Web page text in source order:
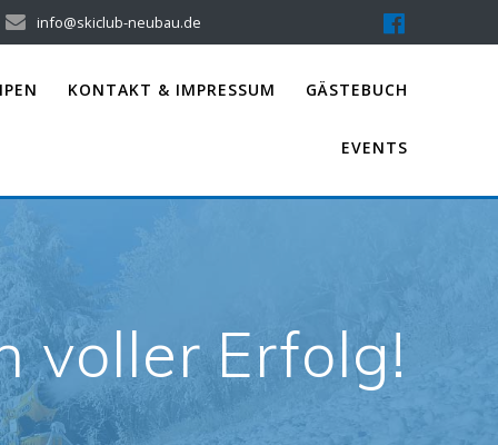
info@skiclub-neubau.de
KONTAKT & IMPRESSUM GÄSTEBUCH
EVENTS
voller Erfolg!